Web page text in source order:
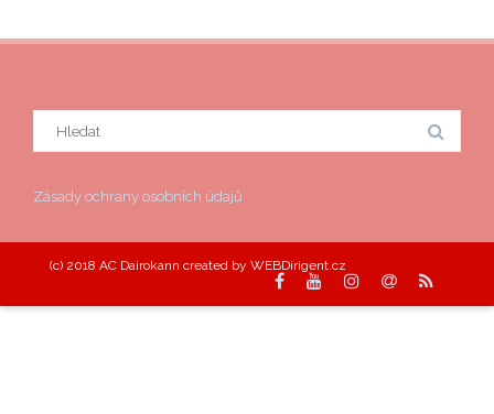
Zásady ochrany osobních údajů
(c) 2018 AC Dairokann created by WEBDirigent.cz